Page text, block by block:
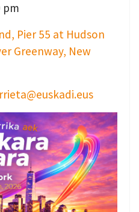
pm
Pier 55 at Hudson
Greenway, New